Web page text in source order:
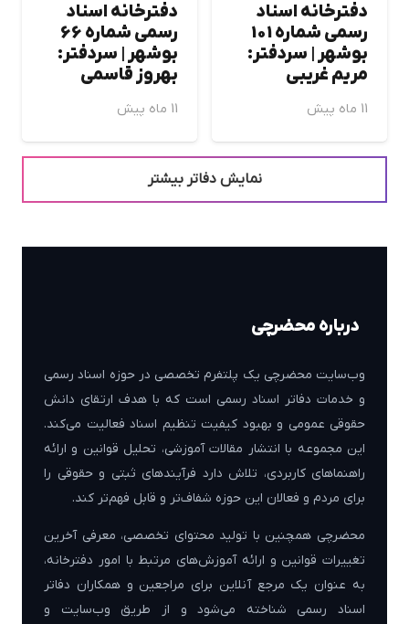
دفترخانه اسناد
رسمی شماره 101
بوشهر | سردفتر:
مريم غريبي
11 ماه پیش
دفترخانه اسناد
رسمی شماره 66
بوشهر | سردفتر:
بهروز قاسمي
11 ماه پیش
نمایش دفاتر بیشتر
درباره محضرچی
وب‌سایت محضرچی یک پلتفرم تخصصی در حوزه اسناد رسمی
و خدمات دفاتر اسناد رسمی است که با هدف ارتقای دانش
حقوقی عمومی و بهبود کیفیت تنظیم اسناد فعالیت می‌کند.
این مجموعه با انتشار مقالات آموزشی، تحلیل قوانین و ارائه
راهنماهای کاربردی، تلاش دارد فرآیندهای ثبتی و حقوقی را
برای مردم و فعالان این حوزه شفاف‌تر و قابل فهم‌تر کند.
محضرچی همچنین با تولید محتوای تخصصی، معرفی آخرین
تغییرات قوانین و ارائه آموزش‌های مرتبط با امور دفترخانه،
به عنوان یک مرجع آنلاین برای مراجعین و همکاران دفاتر
اسناد رسمی شناخته می‌شود و از طریق وب‌سایت و